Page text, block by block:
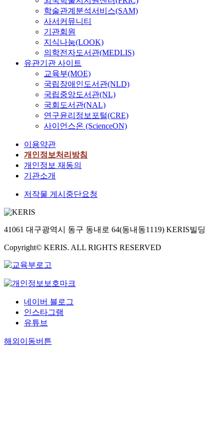
학술관계분석서비스(SAM)
사서커뮤니티
기관회원
지식나눔(LOOK)
의학전자도서관(MEDLIS)
유관기관 사이트
교육부(MOE)
국립장애인도서관(NLD)
국립중앙도서관(NL)
국회도서관(NAL)
연구윤리정보포털(CRE)
사이언스온 (ScienceON)
이용약관
개인정보처리방침
개인정보 재동의
기관소개
저작물 게시중단요청
41061 대구광역시 동구 동내로 64(동내동1119) KERIS빌딩
Copyright© KERIS. ALL RIGHTS RESERVED
네이버 블로그
인스타그램
유튜브
해외이동버튼